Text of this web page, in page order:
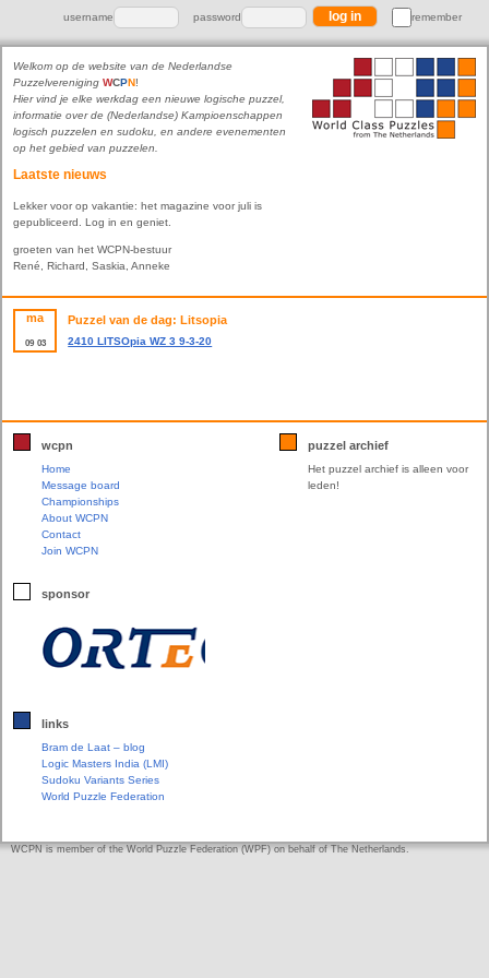
username password remember
Welkom op de website van de Nederlandse
Puzzelvereniging WCPN!
Hier vind je elke werkdag een nieuwe logische puzzel,
informatie over de (Nederlandse) Kampioenschappen
logisch puzzelen en sudoku, en andere evenementen
op het gebied van puzzelen.
Laatste nieuws
Lekker voor op vakantie: het magazine voor juli is
gepubliceerd. Log in en geniet.
groeten van het WCPN-bestuur
René, Richard, Saskia, Anneke
ma
09 03
Puzzel van de dag: Litsopia
2410 LITSOpia WZ 3 9-3-20
wcpn
Home
Message board
Championships
About WCPN
Contact
Join WCPN
sponsor
links
Bram de Laat – blog
Logic Masters India (LMI)
Sudoku Variants Series
World Puzzle Federation
puzzel archief
Het puzzel archief is alleen voor
leden!
WCPN is member of the World Puzzle Federation (WPF) on behalf of The Netherlands.